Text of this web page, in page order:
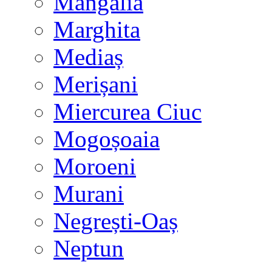
Marghita
Mediaș
Merișani
Miercurea Ciuc
Mogoșoaia
Moroeni
Murani
Negrești-Oaș
Neptun